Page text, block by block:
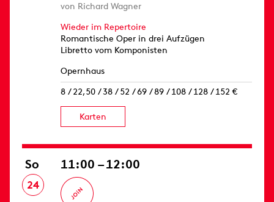
von Richard Wagner
Wieder im Repertoire
Romantische Oper in drei Aufzügen
Libretto vom Komponisten
Opernhaus
8 / 22,50 / 38 / 52 / 69 / 89 / 108 / 128 / 152 €
Karten
So
24
11:00 – 12:00